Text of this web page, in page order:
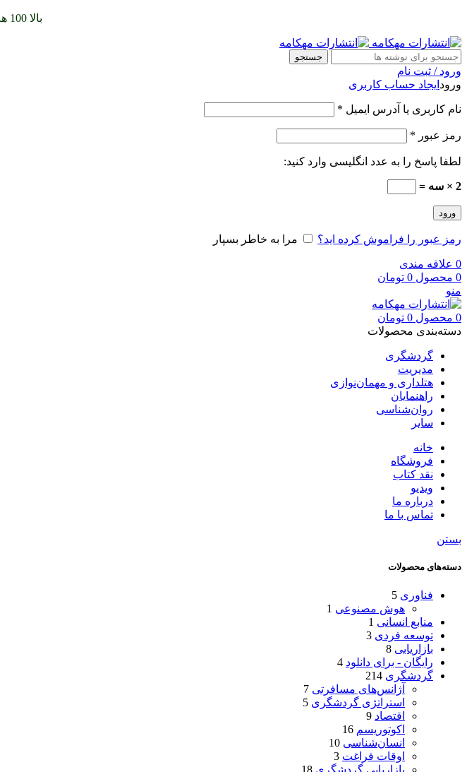
بالا 100 هزار تومان
جستجو
ورود / ثبت نام
ورود ایجاد حساب کاربری
نام کاربری یا آدرس ایمیل *
رمز عبور *
لطفا پاسخ را به عدد انگلیسی وارد کنید:
2 × سه =
ورود
رمز عبور را فراموش کرده اید؟ مرا به خاطر بسپار
0 علاقه مندی
0 محصول 0 تومان
منو
0 محصول 0 تومان
دسته‌بندی محصولات
گردشگری
مدیریت
هتلداری و مهمان‌نوازی
راهنمایان
روان‌شناسی
سایر
خانه
فروشگاه
نقد کتاب
ویدیو
درباره‌ ما
تماس با ما
بستن
دسته‌های محصولات
فناوری 5
هوش مصنوعی 1
منابع انسانی 1
توسعه فردی 3
بازاریابی 8
رایگان - برای دانلود 4
گردشگری 214
آژانس‌های مسافرتی 7
استراتژی گردشگری 5
اقتصاد 9
اکوتوریسم 16
انسان‌شناسی 10
اوقات فراغت 3